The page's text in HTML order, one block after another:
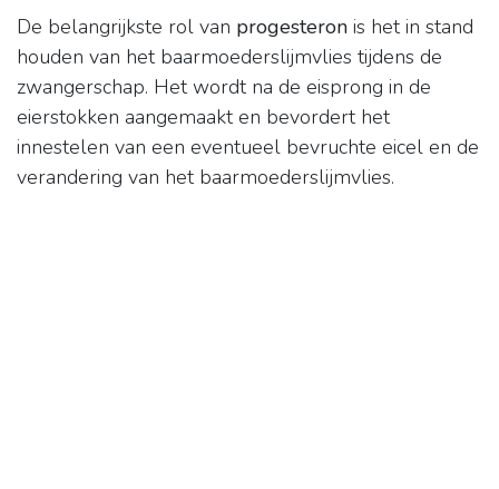
De belangrijkste rol van progesteron is het in stand
houden van het baarmoederslijmvlies tijdens de
zwangerschap. Het wordt na de eisprong in de
eierstokken aangemaakt en bevordert het
innestelen van een eventueel bevruchte eicel en de
verandering van het baarmoederslijmvlies.